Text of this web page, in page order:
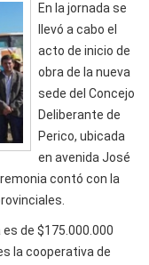
En la jornada se
llevó a cabo el
acto de inicio de
obra de la nueva
sede del Concejo
Deliberante de
Perico, ubicada
en avenida José
contó con la
de $175.000.000
la cooperativa de